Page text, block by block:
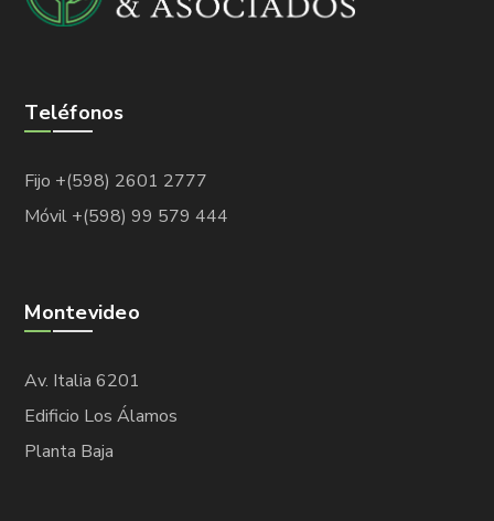
Teléfonos
Fijo +(598) 2601 2777
Móvil +(598) 99 579 444
Montevideo
Av. Italia 6201
Edificio Los Álamos
Planta Baja